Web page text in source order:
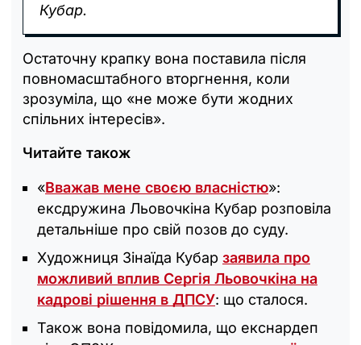
Кубар.
Остаточну крапку вона поставила після
повномасштабного вторгнення, коли
зрозуміла, що «не може бути жодних
спільних інтересів».
Читайте також
«Вважав мене своєю власністю»:
ексдружина Льовочкіна Кубар розповіла
детальніше про свій позов до суду.
Художниця Зінаїда Кубар заявила про
можливий вплив Сергія Льовочкіна на
кадрові рішення в ДПСУ: що сталося.
Також вона повідомила, що екснардеп